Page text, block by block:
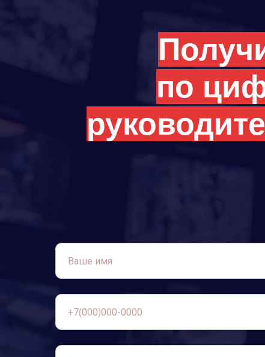
по